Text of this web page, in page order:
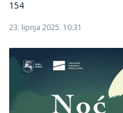
154
23. lipnja 2025. 10:31